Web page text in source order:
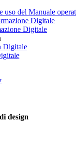
uso del Manuale
Digitale
design